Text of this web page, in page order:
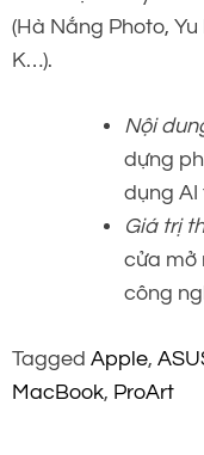
(Hà Nắng Photo,
K…).
Nội
dựng
dụng AI
Giá trị
cửa mở
công
Tagged Apple,
MacBook, ProArt